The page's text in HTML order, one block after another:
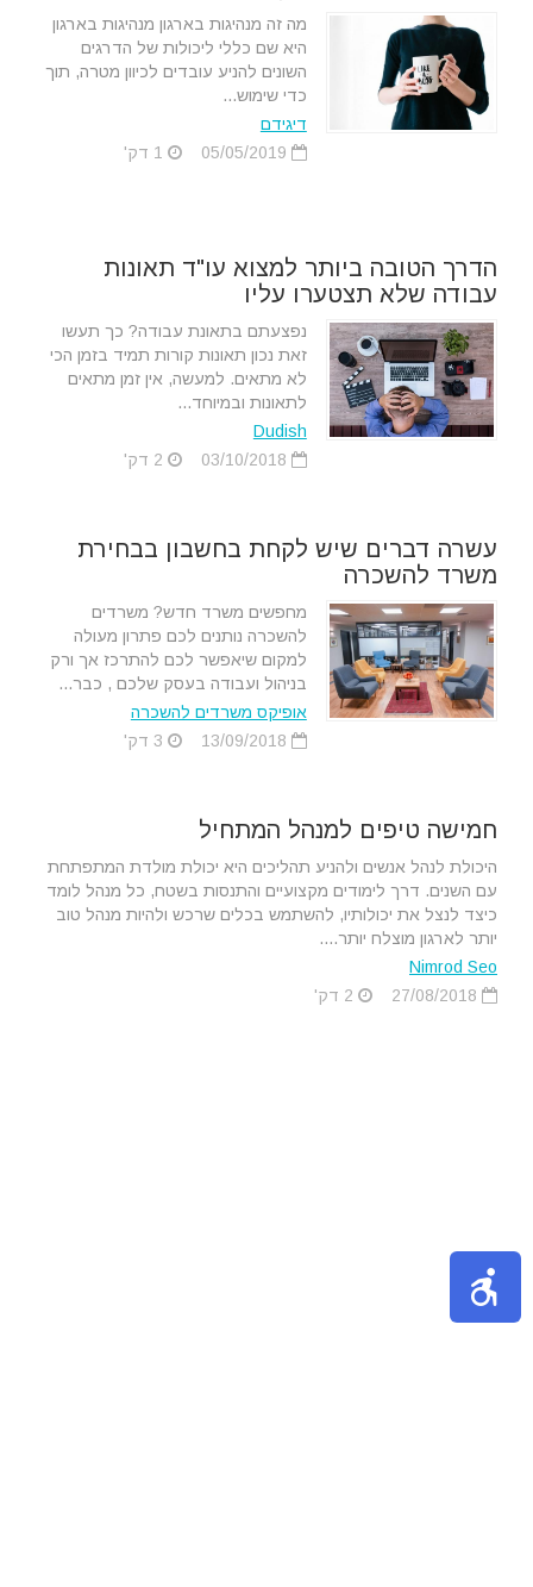
מה זה מנהיגות בארגון מנהיגות בארגון
היא שם כללי ליכולות של הדרגים
השונים להניע עובדים לכיוון מטרה, תוך
כדי שימוש...
דיגידם
הדרך הטובה ביותר למצוא עו"ד תאונות
עבודה שלא תצטערו עליו
נפצעתם בתאונת עבודה? כך תעשו
זאת נכון תאונות קורות תמיד בזמן הכי
לא מתאים. למעשה, אין זמן מתאים
לתאונות ובמיוחד...
Dudish
עשרה דברים שיש לקחת בחשבון בבחירת
משרד להשכרה
מחפשים משרד חדש? משרדים
להשכרה נותנים לכם פתרון מעולה
למקום שיאפשר לכם להתרכז אך ורק
בניהול ועבודה בעסק שלכם , כבר...
אופיקס משרדים להשכרה
חמישה טיפים למנהל המתחיל
היכולת לנהל אנשים ולהניע תהליכים היא יכולת מולדת המתפתחת
עם השנים. דרך לימודים מקצועיים והתנסות בשטח, כל מנהל לומד
כיצד לנצל את יכולותיו, להשתמש בכלים שרכש ולהיות מנהל טוב
יותר לארגון מוצלח יותר....
Nimrod Seo